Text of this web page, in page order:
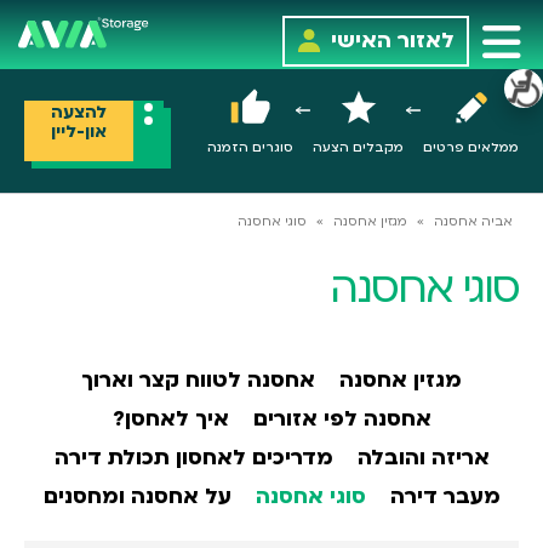
לאזור האישי
ממלאים פרטים מקבלים הצעה סוגרים הזמנה
להצעה
און-ליין
אביה אחסנה » מגזין אחסנה » סוגי אחסנה
סוגי אחסנה
מגזין אחסנה
אחסנה לטווח קצר וארוך
אחסנה לפי אזורים
איך לאחסן?
אריזה והובלה
מדריכים לאחסון תכולת דירה
מעבר דירה
סוגי אחסנה על אחסנה ומחסנים